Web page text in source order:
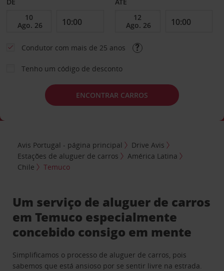
Condutor com mais de 25 anos
Tenho um código de desconto
ENCONTRAR CARROS
Avis Portugal - página principal
Drive Avis
Estações de aluguer de carros
América Latina
Chile
Temuco
Um serviço de aluguer de carros
em Temuco especialmente
concebido consigo em mente
Simplificamos o processo de aluguer de carros, pois
sabemos que está ansioso por se sentir livre na estrada.